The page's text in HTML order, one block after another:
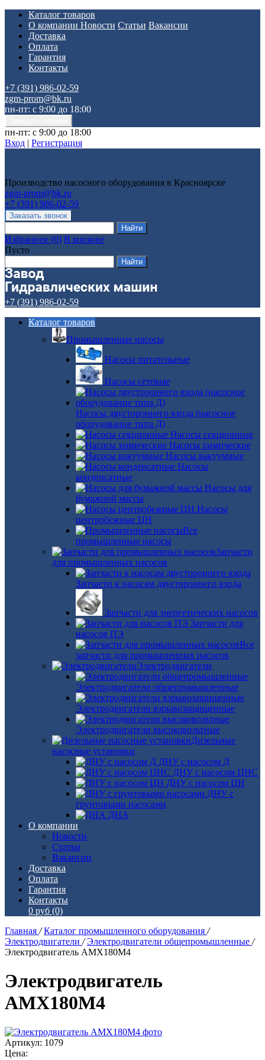
Каталог товаров
О компании Новости Статьи Вакансии
Доставка
Оплата
Гарантия
Контакты
+7 (391) 986-02-59
zgm-prom@bk.ru
пн-пт: с 9:00 до 18:00
пн-пт: с 9:00 до 18:00
Вход | Регистрация
Производство насосного оборудования в Красноярске
zgm-prom@bk.ru
+7 (391) 986-02-59
Избранное (0) В корзине
Пусто
+7 (391) 986-02-59
Каталог товаров
Промышленные насосы
Насосы питательные
Насосы сетевые
Насосы двустороннего входа (насосное
оборудование типа Д)
Насосы секционные
Насосы химические
Насосы вакуумные
Насосы
конденсатные
Насосы для
бумажной массы
Насосы
центробежные ЦН
Все
промышленные насосы
Запчасти
для промышленных насосов
Запчасти к насосам двустороннего входа
Запчасти для энергетических насосов
Запчасти для
насосов ПЭ
Все
запчасти для промышленных насосов
Электродвигатели
Электродвигатели общепромышленные
Электродвигатели взрывозащищенные
Электродвигатели высоковольтные
Дизельные
насосные установки
ДНУ с насосом Д
ДНУ с насосом ЦНС
ДНУ с насосом ЦН
ДНУ с
грунтовыми насосами
ДНА
О компании
Новости
Статьи
Вакансии
Доставка
Оплата
Гарантия
Контакты
0 руб (0)
Главная / Каталог промышленного оборудования /
Электродвигатели / Электродвигатели общепромышленные /
Электродвигатель АМХ180М4
Электродвигатель
АМХ180М4
Артикул: 1079
Цена: